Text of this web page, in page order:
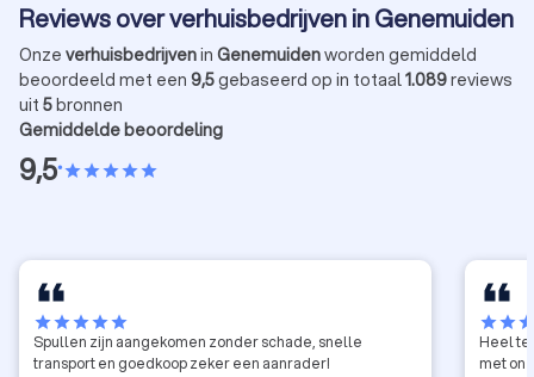
binnen) tillen. Maar hoe doe je dat met een zwaar en
technisch huis accessoire, zoals een wasmachine?
We geven je 3 gouden tips!
Reviews over verhuisbedrijven in Genemuiden
Onze verhuisbedrijvenin Genemuidenworden gemiddeld
beoordeeld met een 9,5gebaseerd op in totaal1.089reviews
uit 5bronnen
Gemiddelde beoordeling
9,5•starstarstarstarstar
starstarstarstarstar
Spullen zijn aangekomen zonder schade, snelle
transport en goedkoop zeker een aanrader!
starstar
Heel
met